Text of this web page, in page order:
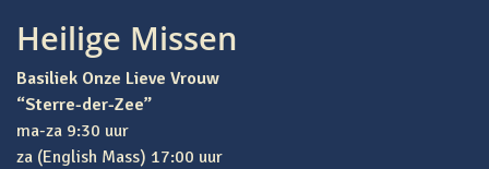
Heilige Missen
Basiliek Onze Lieve Vrouw
“Sterre-der-Zee”
ma-za 9:30 uur
za (English Mass) 17:00 uur